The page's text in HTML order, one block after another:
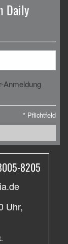
Daily
Anmeldung
* Pflichtfeld
8205
Uhr,